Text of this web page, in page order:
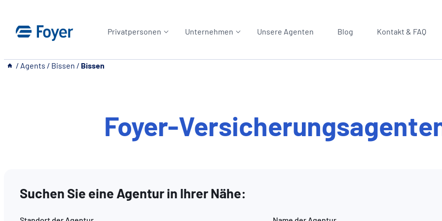
springen
Privatpersonen Unternehmen Unsere Agenten Blog Kontakt & FAQ
__ / Agents / Bissen / Bissen
Foyer-
Suchen Sie eine Agentur in Ihrer Nähe: